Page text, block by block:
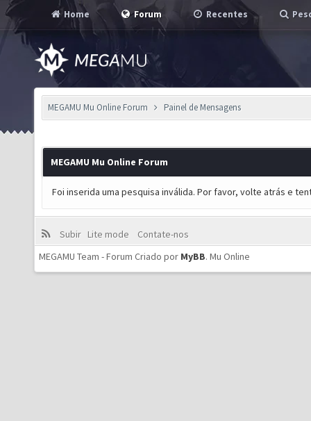
Home Forum Recentes
MEGAMU Mu Online Forum Painel de Mensagens
MEGAMU Mu Online Forum
Foi inserida uma pesquisa inválida. Por favor, volte atrás e
Subir Lite mode
Contate-nos
MEGAMU Team - Forum Criado por MyBB. Mu Online